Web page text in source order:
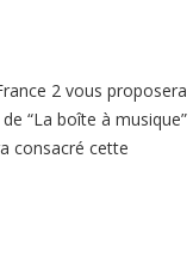
2 vous proposera
“La boîte à musique”
consacré cette